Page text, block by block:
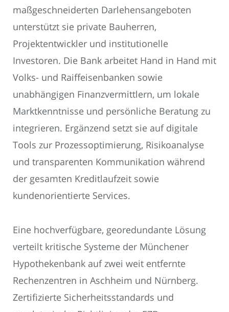
maßgeschneiderten Darlehensangeboten
unterstützt sie private Bauherren,
Projektentwickler und institutionelle
Investoren. Die Bank arbeitet Hand in Hand mit
Volks- und Raiffeisenbanken sowie
unabhängigen Finanzvermittlern, um lokale
Marktkenntnisse und persönliche Beratung zu
integrieren. Ergänzend setzt sie auf digitale
Tools zur Prozessoptimierung, Risikoanalyse
und transparenten Kommunikation während
der gesamten Kreditlaufzeit sowie
kundenorientierte Services.
Eine hochverfügbare, georedundante Lösung
verteilt kritische Systeme der Münchener
Hypothekenbank auf zwei weit entfernte
Rechenzentren in Aschheim und Nürnberg.
Zertifizierte Sicherheitsstandards und